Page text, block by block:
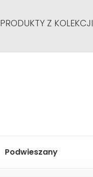
PRODUKTY Z KOLEKCJI
Podwieszany